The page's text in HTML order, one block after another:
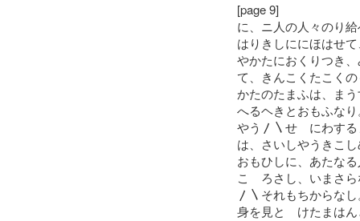
[page 9]
に、ニ人の人々のり
はりきしににほはせ
やかたにおくりつき
て、きんこくたこく
かたのたまふは、ま
へるヘきとおもふな
やう〳〵せゝにわす
は、さいしやうきこ
おもひしに、あたな
こゝろさし、いまさ
〳〵それもちからな
身を見とゝけたまは